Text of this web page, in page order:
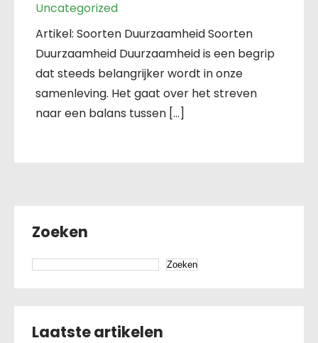
Uncategorized
Artikel: Soorten Duurzaamheid Soorten
Duurzaamheid Duurzaamheid is een begrip
dat steeds belangrijker wordt in onze
samenleving. Het gaat over het streven
naar een balans tussen […]
Zoeken
Zoeken
Laatste artikelen